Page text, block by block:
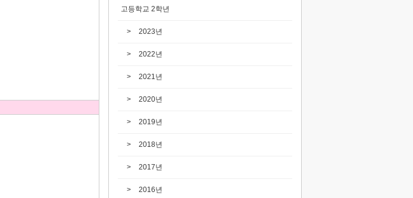
고등학교 2학년
2023년
2022년
2021년
2020년
2019년
2018년
2017년
2016년